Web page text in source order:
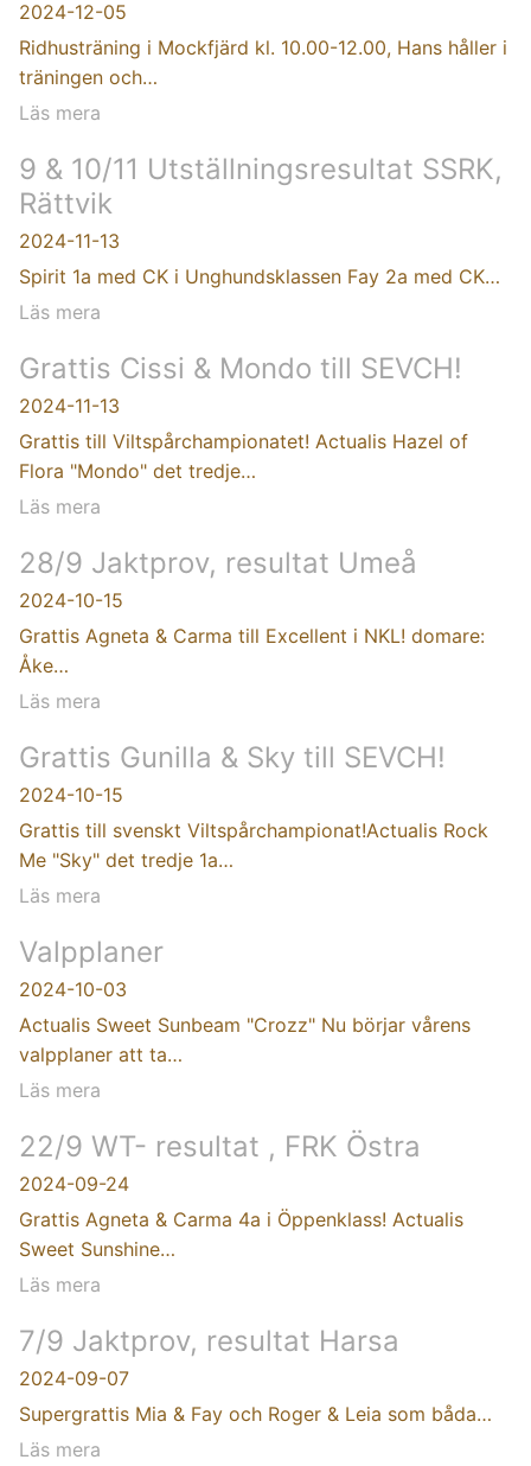
2024-12-05
Ridhusträning i Mockfjärd kl. 10.00-12.00, Hans håller i
träningen och…
Läs mera
9 & 10/11 Utställningsresultat SSRK,
Rättvik
2024-11-13
Spirit 1a med CK i Unghundsklassen Fay 2a med CK…
Läs mera
Grattis Cissi & Mondo till SEVCH!
2024-11-13
Grattis till Viltspårchampionatet! Actualis Hazel of
Flora "Mondo" det tredje…
Läs mera
28/9 Jaktprov, resultat Umeå
2024-10-15
Grattis Agneta & Carma till Excellent i NKL! domare:
Åke…
Läs mera
Grattis Gunilla & Sky till SEVCH!
2024-10-15
Grattis till svenskt Viltspårchampionat!Actualis Rock
Me "Sky" det tredje 1a…
Läs mera
Valpplaner
2024-10-03
Actualis Sweet Sunbeam "Crozz" Nu börjar vårens
valpplaner att ta…
Läs mera
22/9 WT- resultat , FRK Östra
2024-09-24
Grattis Agneta & Carma 4a i Öppenklass! Actualis
Sweet Sunshine…
Läs mera
7/9 Jaktprov, resultat Harsa
2024-09-07
Supergrattis Mia & Fay och Roger & Leia som båda…
Läs mera